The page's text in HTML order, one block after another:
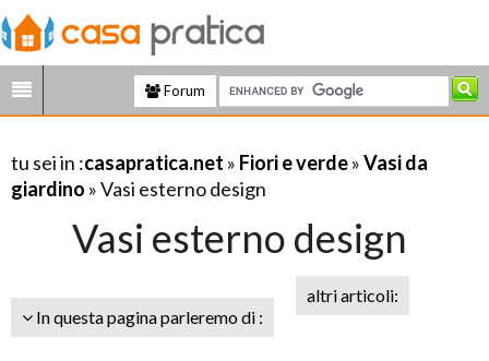
Forum
tu sei in :casapratica.net » Fiori e verde»Vasi da
giardino » Vasi esterno design
Vasi esterno design
In questa pagina parleremo di :
altri articoli: